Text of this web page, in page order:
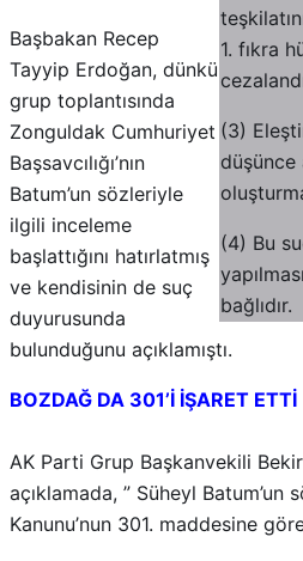
1. fıkra
(3)
düşünce
(4) Bu
bağlıdır.
Başbakan Recep
Tayyip Erdoğan, dünkü
grup toplantısında
Zonguldak Cumhuriyet
Başsavcılığı’nın
Batum’un sözleriyle
ilgili inceleme
başlattığını hatırlatmış
ve kendisinin de suç
duyurusunda
bulunduğunu açıklamıştı.
BOZDAĞ DA 301’İ İŞARET ETTİ
AK Parti Grup Başkanvekili
açıklamada, ” Süheyl Batum’un
Kanunu’nun 301. maddesine